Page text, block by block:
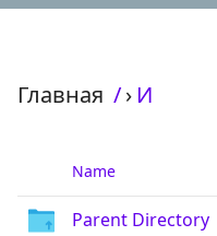
Главная /› И
Name
Parent Directory